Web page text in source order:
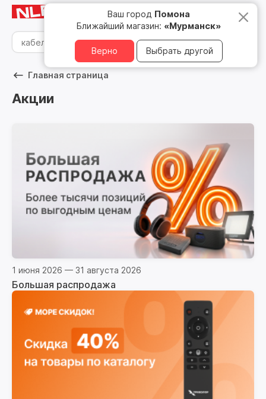
Мурманск
Ваш город Помона
Ближайший магазин: «Мурманск»
Верно Выбрать другой
8 800 500 05 15
Главная страница
Акции
1 июня 2026 — 31 августа 2026
Большая распродажа